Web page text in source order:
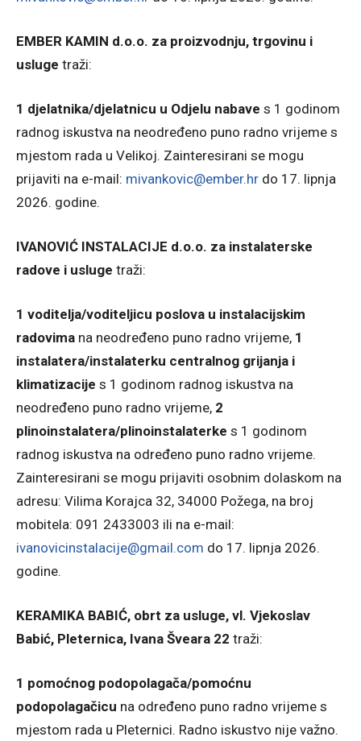
EMBER KAMIN d.o.o. za proizvodnju, trgovinu i
usluge traži:
1 djelatnika/djelatnicu u Odjelu nabave s 1 godinom
radnog iskustva na neodređeno puno radno vrijeme s
mjestom rada u Velikoj. Zainteresirani se mogu
prijaviti na e-mail: mivankovic@ember.hr do 17. lipnja
2026. godine.
IVANOVIĆ INSTALACIJE d.o.o. za instalaterske
radove i usluge traži:
1 voditelja/voditeljicu poslova u instalacijskim
radovima na neodređeno puno radno vrijeme, 1
instalatera/instalaterku centralnog grijanja i
klimatizacije s 1 godinom radnog iskustva na
neodređeno puno radno vrijeme, 2
plinoinstalatera/plinoinstalaterke s 1 godinom
radnog iskustva na određeno puno radno vrijeme.
Zainteresirani se mogu prijaviti osobnim dolaskom na
adresu: Vilima Korajca 32, 34000 Požega, na broj
mobitela: 091 2433003 ili na e-mail:
ivanovicinstalacije@gmail.com do 17. lipnja 2026.
godine.
KERAMIKA BABIĆ, obrt za usluge, vl. Vjekoslav
Babić, Pleternica, Ivana Šveara 22 traži:
1 pomoćnog podopolagača/pomoćnu
podopolagačicu na određeno puno radno vrijeme s
mjestom rada u Pleternici. Radno iskustvo nije važno.